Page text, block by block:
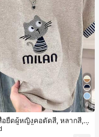
6
อยืดผู้หญิงคอตัดสี, หลากสี, ล
น่ารัก, เสื้อสำหรับออกไปเที่